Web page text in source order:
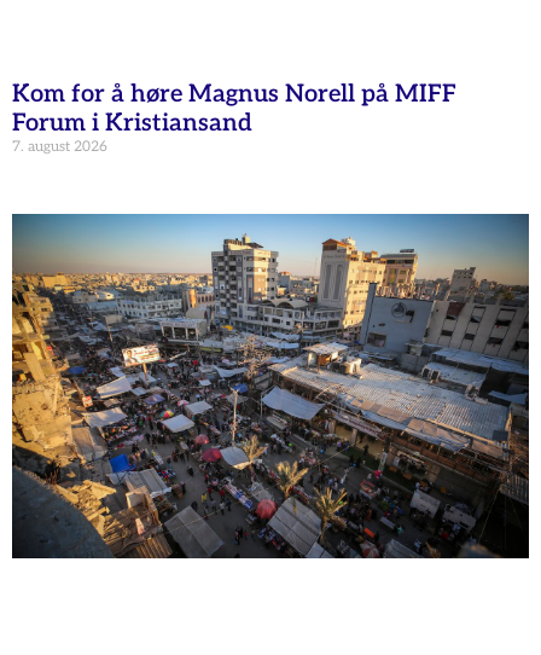
Kom for å høre Magnus Norell på MIFF
Forum i Kristiansand
7. august 2026